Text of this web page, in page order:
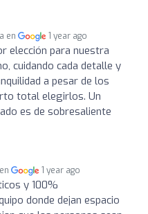
en 1 year ago
elección para nuestra
cuidando cada detalle y
a pesar de los
total elegirlos. Un
es de sobresaliente
1 year ago
y 100%
donde dejan espacio